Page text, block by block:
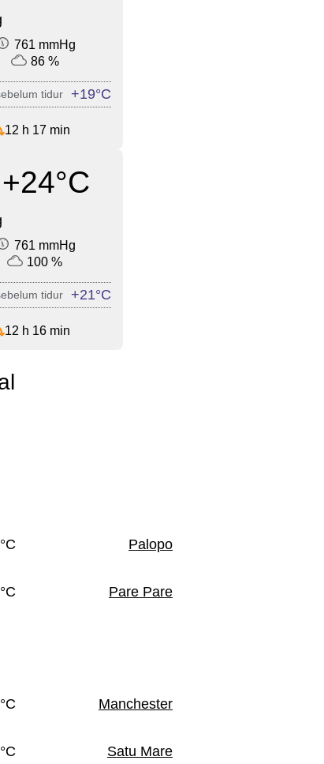
761 mmHg
86 %
tidur +19°C
12 h 17 min
+24°C
761 mmHg
100 %
tidur +21°C
12 h 16 min
Palopo
Pare Pare
Manchester
Satu Mare